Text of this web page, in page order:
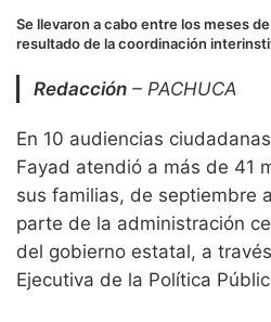
Se llevaron a cabo entre los meses
resultado de la coordinación
Redacción – PACHUCA
En 10 audiencias
Fayad atendió a más de 41
sus familias, de septiembre
parte de la administración
del gobierno estatal, a
Ejecutiva de la Política